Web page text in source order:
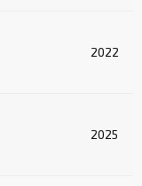
2022
2025